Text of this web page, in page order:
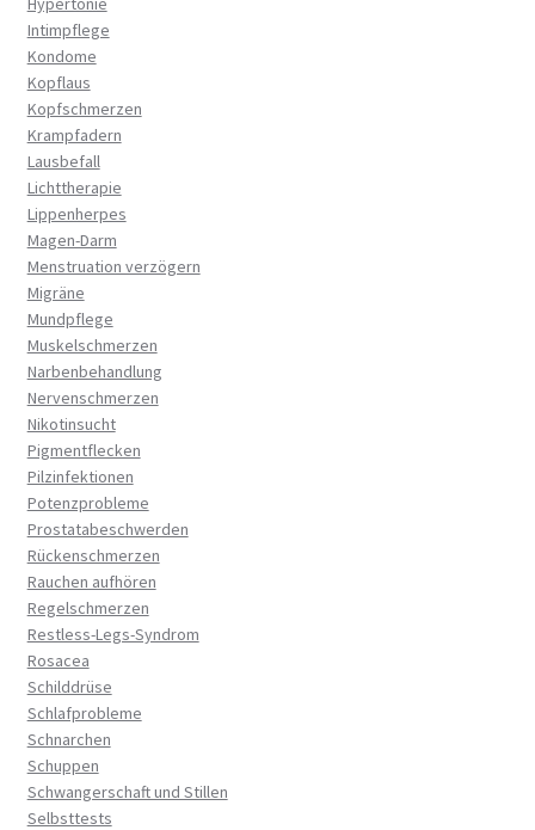
Intimpflege
Kondome
Kopflaus
Kopfschmerzen
Krampfadern
Lausbefall
Lichttherapie
Lippenherpes
Magen-Darm
Menstruation verzögern
Migräne
Mundpflege
Muskelschmerzen
Narbenbehandlung
Nervenschmerzen
Nikotinsucht
Pigmentflecken
Pilzinfektionen
Potenzprobleme
Prostatabeschwerden
Rückenschmerzen
Rauchen aufhören
Regelschmerzen
Restless-Legs-Syndrom
Rosacea
Schilddrüse
Schlafprobleme
Schnarchen
Schuppen
Schwangerschaft und Stillen
Selbsttests